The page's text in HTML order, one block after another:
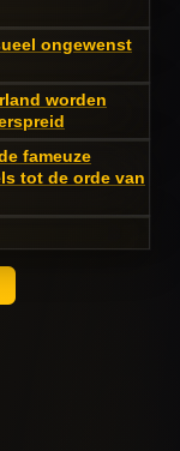
ongewenst
worden
fameuze
tot de orde van